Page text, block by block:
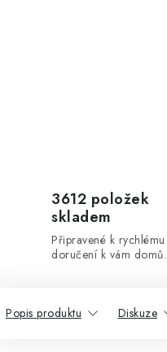
3612 položek
skladem
Připravené k rychlému
doručení k vám domů.
Popis produktu Diskuze